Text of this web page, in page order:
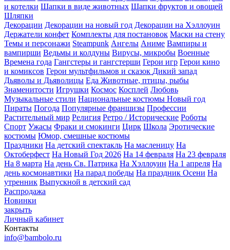
и котелки Шапки в виде животных Шапки фруктов и овощей
Шляпки
Декорации Декорации на новый год Декорации на Хэллоуин
Держатели конфет Комплекты для постановок Маски на стену
Темы и персонажи Steampunk Ангелы Аниме Вампиры и
вампирши Ведьмы и колдуны Вирусы, микробы Военные
Времена года Гангстеры и гангстерши Герои игр Герои кино
и комиксов Герои мультфильмов и сказок Дикий запад
Дьяволы и Дьяволицы Еда Животные, птицы, рыбы
Знаменитости Игрушки Космос Косплей Любовь
Музыкальные стили Национальные костюмы Новый год
Пираты Погода Популярные франшизы Профессии
Растительный мир Религия Ретро / Исторические Роботы
Спорт Ужасы Фраки и смокинги Цирк Школа Эротические
костюмы Юмор, смешные костюмы
Праздники На детский спектакль На масленицу На
Октоберфест На Новый Год 2026 На 14 февраля На 23 февраля
На 8 марта На день Св. Патрика На Хэллоуин На 1 апреля На
день космонавтики На парад победы На праздник Осени На
утренник Выпускной в детский сад
Распродажа
Новинки
закрыть
Личный кабинет
Контакты
info@bambolo.ru